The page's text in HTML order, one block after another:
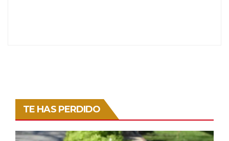
TE HAS PERDIDO